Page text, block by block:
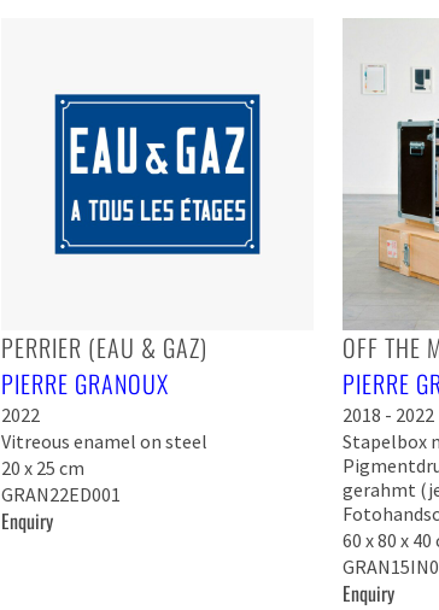
PERRIER (EAU & GAZ)
PIERRE GRANOUX
2022
Vitreous enamel on steel
20 x 25 cm
GRAN22ED001
Enquiry
OFF THE
PIERRE
2018 - 2022
Stapelbox
gerahmt
60 x 80 x 40
Enquiry